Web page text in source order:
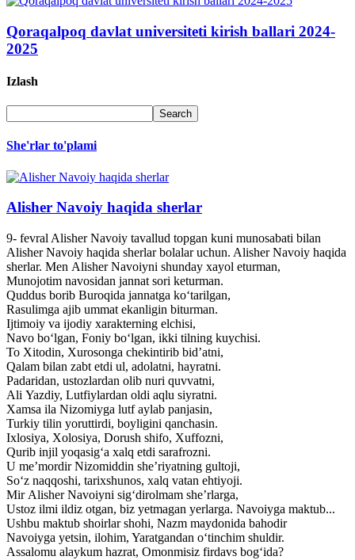
Qoraqalpoq davlat universiteti kirish ballari 2024-
2025
Izlash
She'rlar to'plami
Alisher Navoiy haqida sherlar
9- fevral Alisher Navoiy tavallud topgan kuni munosabati bilan
Alisher Navoiy haqida sherlar bolalar uchun. Alisher Navoiy haqida
sherlar. Men Alisher Navoiyni shunday xayol eturman,
Munojotim navosidan jannat sori keturman.
Quddus borib Buroqida jannatga ko‘tarilgan,
Rasulimga ajib ummat ekanligin biturman.
Ijtimoiy va ijodiy xarakterning elchisi,
Navo bo‘lgan, Foniy bo‘lgan, ikki tilning kuychisi.
To Xitodin, Xurosonga chekintirib bid’atni,
Qalam bilan zabt etdi ul, adolatni, hayratni.
Padaridan, ustozlardan olib nuri quvvatni,
Ali Yazdiy, Lutfiylardan oldi aqlu siyratni.
Xamsa ila Nizomiyga lutf aylab panjasin,
Turkiy tilin yoruttirdi, boyligini qanchasin.
Ixlosiya, Xolosiya, Dorush shifo, Xuffozni,
Qurib injil yoqasig‘a xalq etdi sarafrozni.
U me’mordir Nizomiddin she’riyatning gultoji,
So‘z naqqoshi, tarixshunos, xalq vatan ehtiyoji.
Mir Alisher Navoiyni sig‘dirolmam she’rlarga,
Ustoz ilmi ildiz otgan, biz yetmagan yerlarga. Navoiyga maktub...
Ushbu maktub shoirlar shohi, Nazm maydonida bahodir
Navoiyga yetsin, ilohim, Yaratgandan o‘tinchim shuldir.
Assalomu alaykum hazrat, Omonmisiz firdavs bog‘ida?